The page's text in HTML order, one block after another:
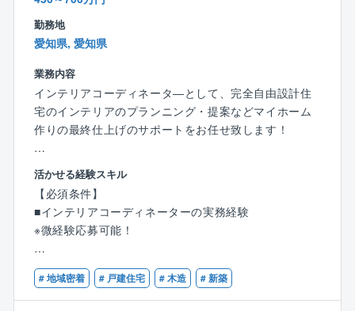
同社の認知度も高く、業績は右肩上がりに成長を続け
ています。
す。
■役職に関係なく「～さん」と呼び合うなど、フランク
で自由な雰囲気で仕事ができる風土があります。
【スキルアップできる環境】
■愛知県内に100名の営業スタッフに対し、設計職140
いたクラシスホームならではの人員配置です。
■数多くのスタッフが集う事によって、様々な情報を共
有し合ったり、切磋琢磨しながら常にスキルアップで
きる環境が整っております。
◎施工管理経験を活かしてワークライフバランスを整
勤務地
愛知県, 愛知県
業務内容
インテリアコーディネータ―として、完全自由設計住
宅のインテリアのプランニング・提案などマイホーム
作りの最終仕上げのサポートをお任せ致します！
【業務内容】
■建具や床など内装の仕様や色、カーテン、照明、造作
家具などをお客様とすり合わせていくコーディネート
業務を担当。
■お客様との打ち合わせ
お客様との打ち合わせは、契約後、詳細図を作成した
あとからスタートします。
活かせる経験スキル
【必須条件】
■インテリアコーディネーターの実務経験
※微経験応募可能！
【歓迎条件】
■インテリアコーディネーターの有資格者
■住宅建築、建材、設備業界での接客の実務経験
# 地域密着 # 戸建住宅 # 木造 # 新築